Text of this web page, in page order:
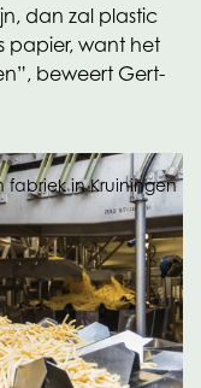
dan zal plastic
papier, want het
beweert Gert-
in Kruiningen
wordt in
door